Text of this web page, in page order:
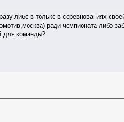
либо в только в соревнованиях
ради чемпионата либо
для команды?